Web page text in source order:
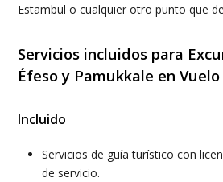
Estambul o cualquier otro punto que
Servicios incluidos para
Éfeso y Pamukkale en Vuelo
Incluido
Servicios de guía turístico con
de servicio.